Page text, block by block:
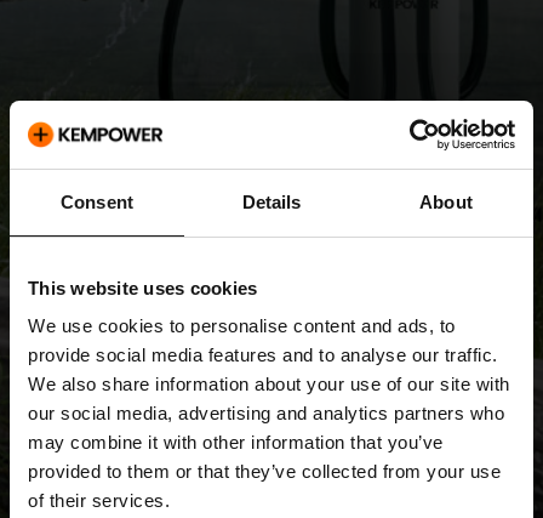
Consent Details About
This website uses cookies
We use cookies to personalise content and ads, to
provide social media features and to analyse our traffic.
We also share information about your use of our site with
our social media, advertising and analytics partners who
may combine it with other information that you’ve
provided to them or that they’ve collected from your use
of their services.